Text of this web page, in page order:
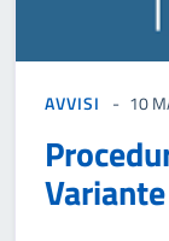
AVVISI 10